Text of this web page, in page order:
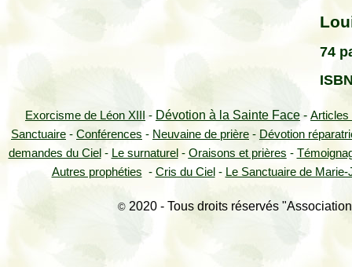
74
Exorcisme de Léon XIII - Dévotion à la Sainte Face - Articles
Sanctuaire - Conférences - Neuvaine de prière - Dévotion
demandes du Ciel - Le surnaturel - Oraisons et prières -
Autres prophéties - Cris du Ciel - Le Sanctuaire de Marie-
© 2020 - Tous droits réservés